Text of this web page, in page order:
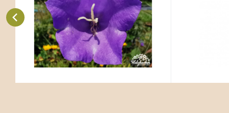
Oblíbený
Porovnat
s čerstvou půdou, GR2 - okraj
opadavého lesa s čerstvou půdou,
FR